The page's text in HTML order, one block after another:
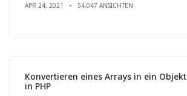
APR 24, 2021 54,047 ANSICHTEN
Konvertieren eines Arrays in ein Objekt
in PHP